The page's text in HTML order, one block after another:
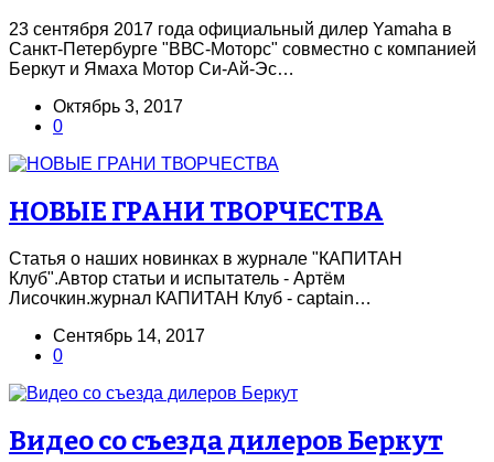
23 сентября 2017 года официальный дилер Yamaha в
Санкт-Петербурге "ВВС-Моторс" совместно с компанией
Беркут и Ямаха Мотор Си-Ай-Эс…
Октябрь 3, 2017
0
НОВЫЕ ГРАНИ ТВОРЧЕСТВА
Статья о наших новинках в журнале "КАПИТАН
Клуб".Автор статьи и испытатель - Артём
Лисочкин.журнал КАПИТАН Клуб - captain…
Сентябрь 14, 2017
0
Видео со съезда дилеров Беркут